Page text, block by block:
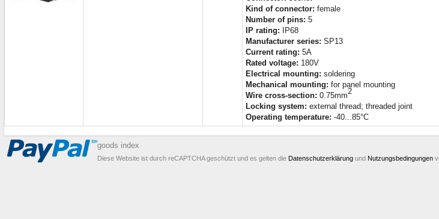
Kind of connector: female
Number of pins: 5
IP rating: IP68
Manufacturer series: SP13
Current rating: 5A
Rated voltage: 180V
Electrical mounting: soldering
Mechanical mounting: for panel mounting
Wire cross-section: 0.75mm2
Locking system: external thread; threaded joint
Operating temperature: -40...85°C
goods index
Diese Website ist durch reCAPTCHA geschützt und es gelten die Datenschutzerklärung und Nutzungsbedingungen